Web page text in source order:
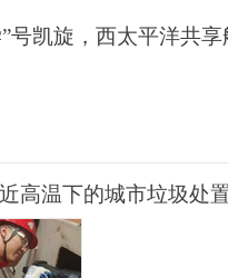
号凯旋，西太平洋共享
高温下的城市垃圾处